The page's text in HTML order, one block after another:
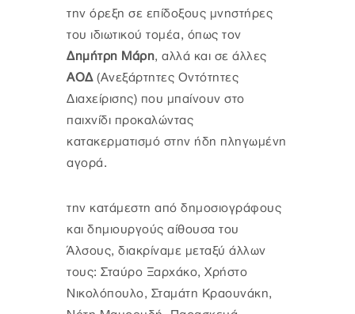
την όρεξη σε επίδοξους μνηστήρες
του ιδιωτικού τομέα, όπως τον
Δημήτρη Μάρη, αλλά και σε άλλες
ΑΟΔ(Ανεξάρτητες Οντότητες
Διαχείρισης) που μπαίνουν στο
παιχνίδι προκαλώντας
κατακερματισμό στην ήδη πληγωμένη
αγορά.
την κατάμεστη από δημοσιογράφους
και δημιουργούς αίθουσα του
Άλσους, διακρίναμε μεταξύ άλλων
τους: Σταύρο Ξαρχάκο, Χρήστο
Νικολόπουλο, Σταμάτη Κραουνάκη,